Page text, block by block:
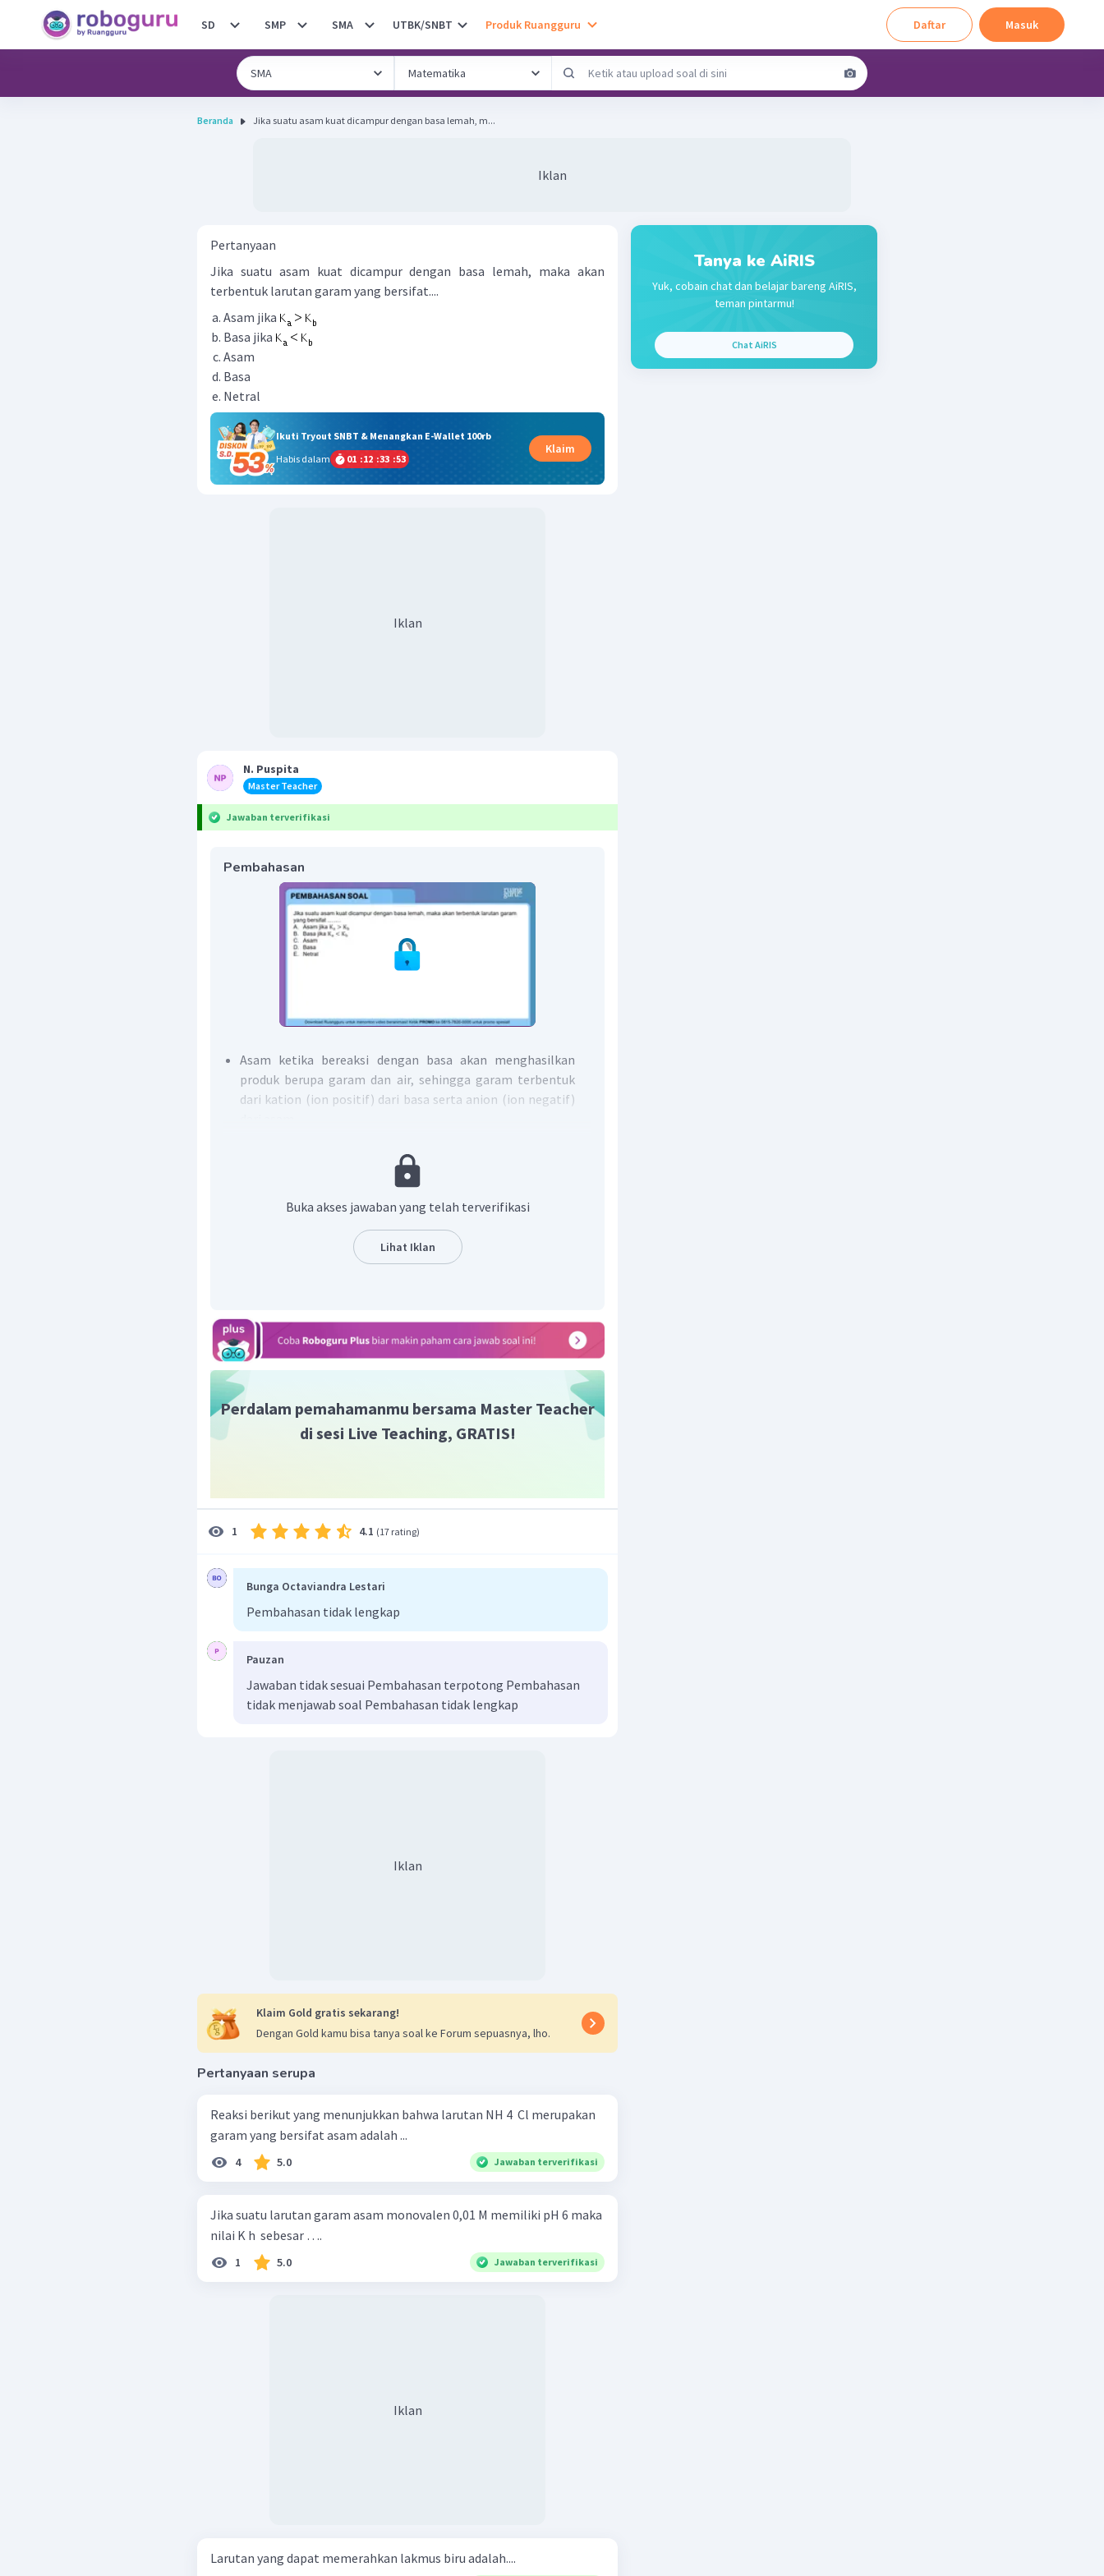
SD SMP SMA UTBK/SNBT Produk Ruangguru Daftar Masuk
Beranda Jika suatu asam kuat dicampur dengan basa lemah, m...
Iklan
Pertanyaan
Jika suatu asam kuat dicampur dengan basa lemah, maka akan
terbentuk larutan garam yang bersifat....
Asam jika
Basa jika
Asam
Basa
Netral
Ikuti Tryout SNBT & Menangkan E-Wallet 100rb
Habis dalam
01 :12 :33 :52
Klaim
Iklan
N. Puspita
Master Teacher
Jawaban terverifikasi
Pembahasan
Asam ketika bereaksi dengan basa akan menghasilkan
produk berupa garam dan air, sehingga garam terbentuk
dari kation (ion positif) dari basa serta anion (ion negatif)
kation pada garam berasal dari basa lemah serta anion
pada garam berasal dari asam kuat
yang berasal dari asam lemah/basa lemah bereaksi dengan
air (terhidrolisis), sedangkan ion yang berasal dari
asam/basa kuat tidak bereaksi dengan air/ tidak terhidrolisi
Contoh garam yang terbentuk dari asam kuat dan basa
lemah:
Reaksi ionisasi:
Reaksi hidrolisis kation:
larutan garam akan bersifat asam
Jadi, jawaban yang tepat adalah C.
Buka akses jawaban yang telah terverifikasi
Lihat Iklan
Perdalam pemahamanmu bersama Master Teacher
di sesi Live Teaching, GRATIS!
1 4.1 (17 rating)
Bunga Octaviandra Lestari
Pembahasan tidak lengkap
Pauzan
Jawaban tidak sesuai Pembahasan terpotong Pembahasan
tidak menjawab soal Pembahasan tidak lengkap
Iklan
Klaim Gold gratis sekarang!
Dengan Gold kamu bisa tanya soal ke Forum sepuasnya, lho.
Pertanyaan serupa
Reaksi berikut yang menunjukkan bahwa larutan NH 4 ​ Cl merupakan
garam yang bersifat asam adalah ...
4 5.0 Jawaban terverifikasi
Jika suatu larutan garam asam monovalen 0,01 M memiliki pH 6 maka
nilai K h ​ sebesar ….
1 5.0 Jawaban terverifikasi
Iklan
Larutan yang dapat memerahkan lakmus biru adalah....
Tanya ke AiRIS
Yuk, cobain chat dan belajar bareng AiRIS,
teman pintarmu!
Chat AiRIS